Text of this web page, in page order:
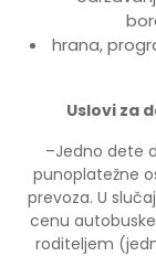
hrana,
Uslovi za
–Jedno dete
punoplatežne
prevoza. U
cenu
roditeljem